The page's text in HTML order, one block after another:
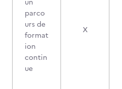
un
parco
urs de
format
ion
contin
ue
X